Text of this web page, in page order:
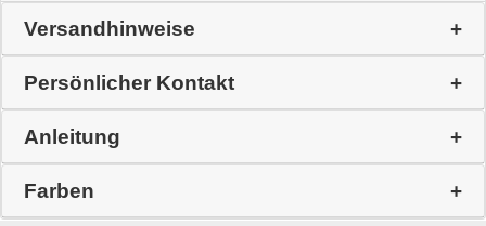
Versandhinweise
Persönlicher Kontakt
Anleitung
Farben